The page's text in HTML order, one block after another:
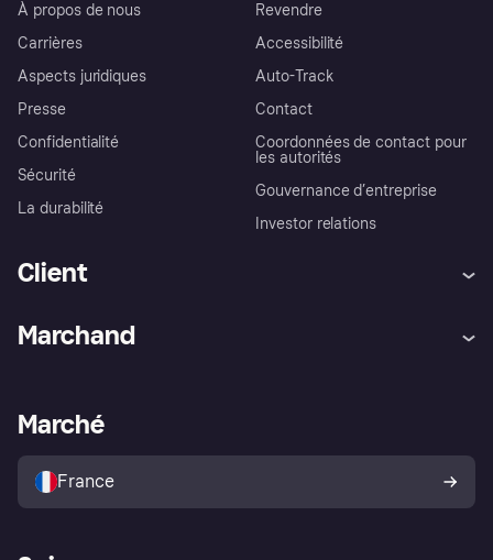
À propos de nous
Carrières
Aspects juridiques
Presse
Confidentialité
Sécurité
La durabilité
Revendre
Accessibilité
Auto-Track
Contact
Coordonnées de contact pour
les autorités
Gouvernance d’entreprise
Investor relations
Client
Explorez les magasins
Politique de protection de
l’acheteur Klarna
Marchand
Portail Marchand
Marché
France